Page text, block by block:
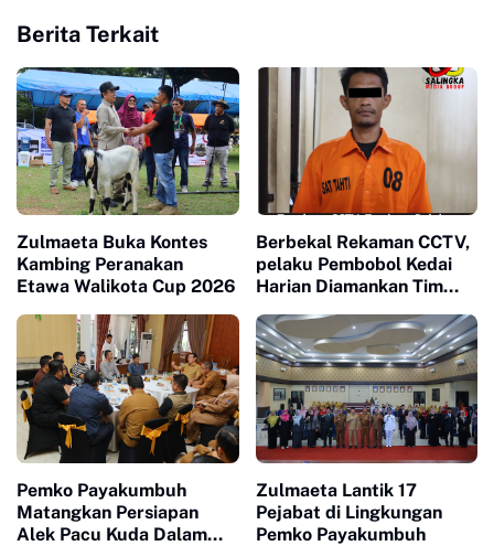
Berita Terkait
Zulmaeta Buka Kontes
Kambing Peranakan
Etawa Walikota Cup 2026
Berbekal Rekaman CCTV,
pelaku Pembobol Kedai
Harian Diamankan Tim
Payakumbuh
Pemko Payakumbuh
Matangkan Persiapan
Alek Pacu Kuda Dalam
Zulmaeta Lantik 17
Pejabat di Lingkungan
Pemko Payakumbuh